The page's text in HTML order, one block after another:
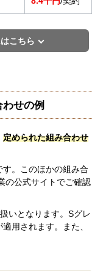
こちら
せの例
定められた組み合わせ
す。このほかの組み合
の公式サイトでご確認
いとなります。Sグレ
用されます。また、